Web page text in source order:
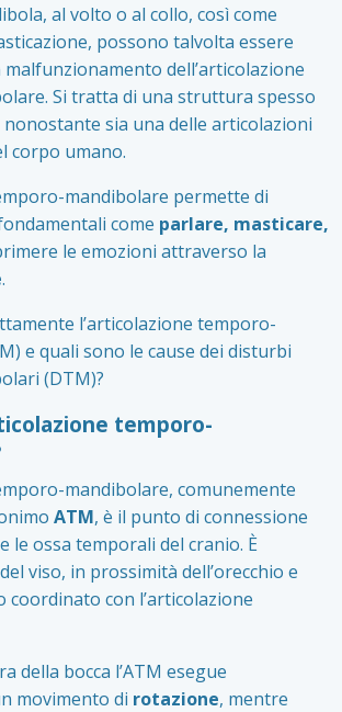
al volto o al collo, così come
possono talvolta essere
dell’articolazione
Si tratta di una struttura spesso
sia una delle articolazioni
corpo umano.
mandibolare permette di
come parlare, masticare,
le emozioni attraverso la
.
l’articolazione temporo-
e quali sono le cause dei disturbi
(DTM)?
temporo-
mandibolare, comunemente
ATM, è il punto di connessione
le ossa temporali del cranio. È
viso, in prossimità dell’orecchio e
coordinato con l’articolazione
della bocca l’ATM esegue
movimento di rotazione, mentre